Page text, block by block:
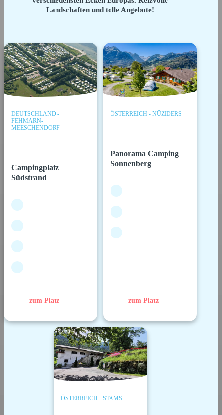
Landschaften und tolle Angebote!
DEUTSCHLAND -
FEHMARN-
MEESCHENDORF
Campingplatz
Südstrand
zum Platz
ÖSTERREICH - NÜZIDERS
Panorama Camping
Sonnenberg
zum Platz
ÖSTERREICH - STAMS